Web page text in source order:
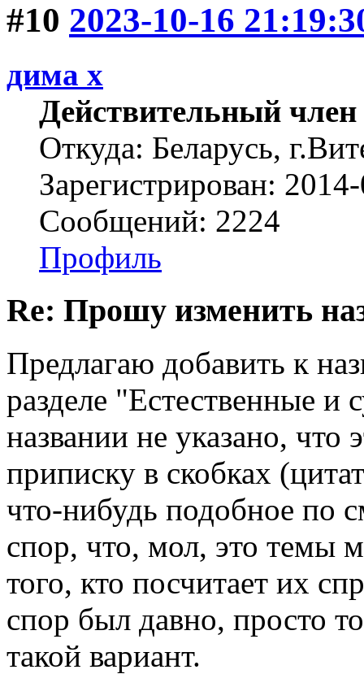
#10 2023-10-16
дима х
Действительный член
Откуда: Беларусь,
Зарегистрирован:
Сообщений: 2224
Профиль
Re: Прошу изменить
Предлагаю добавить к
разделе "Естественные и
названии не указано, что
приписку в скобках
что-нибудь подобное по
спор, что, мол, это темы
того, кто посчитает их
спор был давно, просто
такой вариант.